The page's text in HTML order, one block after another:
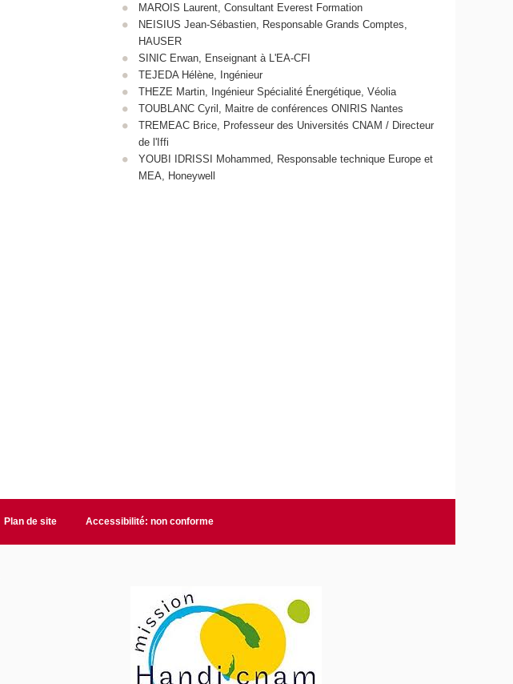
MAROIS Laurent, Consultant Everest Formation
NEISIUS Jean-Sébastien, Responsable Grands Comptes,
HAUSER
SINIC Erwan, Enseignant à L'EA-CFI
TEJEDA Hélène, Ingénieur
THEZE Martin, Ingénieur Spécialité Énergétique, Véolia
TOUBLANC Cyril, Maitre de conférences ONIRIS Nantes
TREMEAC Brice, Professeur des Universités CNAM / Directeur
de l'Iffi
YOUBI IDRISSI Mohammed, Responsable technique Europe et
MEA, Honeywell
Plan de site Accessibilité: non conforme